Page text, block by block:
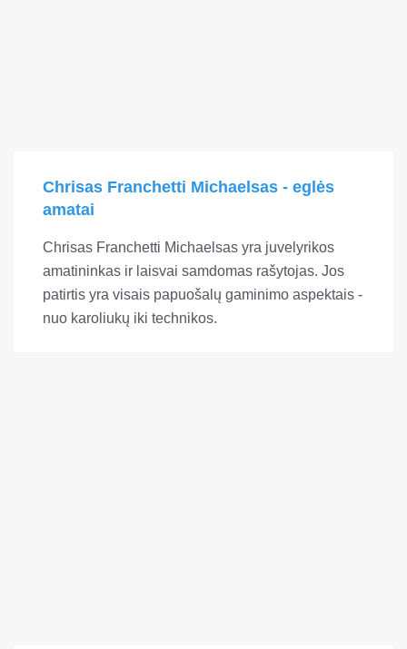
Chrisas Franchetti Michaelsas - eglės
amatai
Chrisas Franchetti Michaelsas yra juvelyrikos
amatininkas ir laisvai samdomas rašytojas. Jos
patirtis yra visais papuošalų gaminimo aspektais -
nuo karoliukų iki technikos.